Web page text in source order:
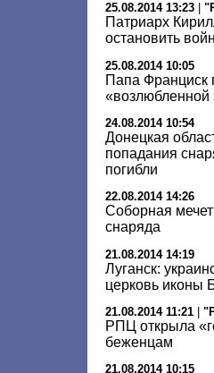
25.08.2014 13:23
Патриарх
остановить
25.08.2014 10:05
Папа Франциск
24.08.2014 10:54
Донецкая
попадания
погибли
22.08.2014 14:26
Соборная
снаряда
21.08.2014 14:19
Луганск:
церковь иконы
21.08.2014 11:21
РПЦ открыла
беженцам
21.08.2014 10:15